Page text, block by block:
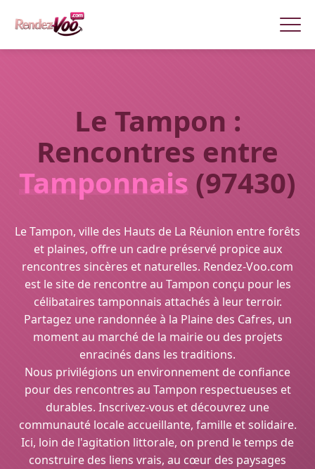
Le Tampon :
Rencontres entre
Tamponnais (97430)
Le Tampon, ville des Hauts de La Réunion entre forêts
et plaines, offre un cadre préservé propice aux
rencontres sincères et naturelles. Rendez-Voo.com
est le site de rencontre au Tampon conçu pour les
célibataires tamponnais attachés à leur terroir.
Partagez une randonnée à la Plaine des Cafres, un
moment au marché de la mairie ou des projets
enracinés dans les traditions.
Nous privilégions un environnement de confiance
pour des rencontres au Tampon respectueuses et
durables. Inscrivez-vous et découvrez une
communauté locale accueillante, famille et solidaire.
Ici, loin de l'agitation littorale, on prend le temps de
construire des liens vrais, au cœur des paysages